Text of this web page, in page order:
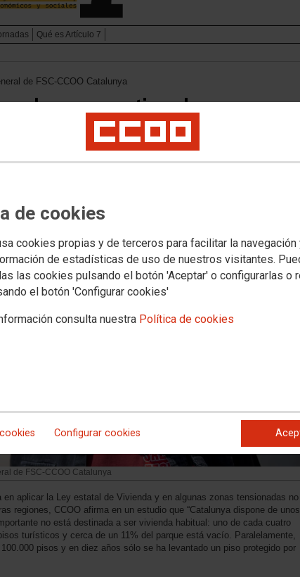
de cookies
cookies propias y de terceros para facilitar la navegación
de estadísticas de uso de nuestros visitantes.
las cookies pulsando el botón 'Aceptar' o configurarlas o
el botón 'Configurar cookies'
consulta nuestra Política de cookies
Configurar cookies
Qué es Artículo 7
de FSC-CCOO Catalunya
no garantiza el acceso a
que pone en riesgo el
de la vivienda en las diferentes comunidades autónomas.
Carles Manzanares Guadalajara.
de FSC-CCOO Catalunya
aplicar la Ley estatal de Vivienda y en algunas zonas tensionadas no
regiones, CCOO afirma en un estudio que “Catalunya dispone de unos
no está destinada a ser vivienda habitual: uno de cada cuatro
turísticos y cerca de un 11% del parque está vacío. Paralelamente,
pisos y en diez años sólo se ha levantado un piso protegido por